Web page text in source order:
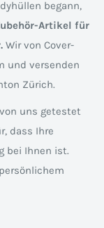
begann,
Artikel für
Wir von Cover-
und versenden
Zürich.
uns getestet
dass Ihre
bei Ihnen ist.